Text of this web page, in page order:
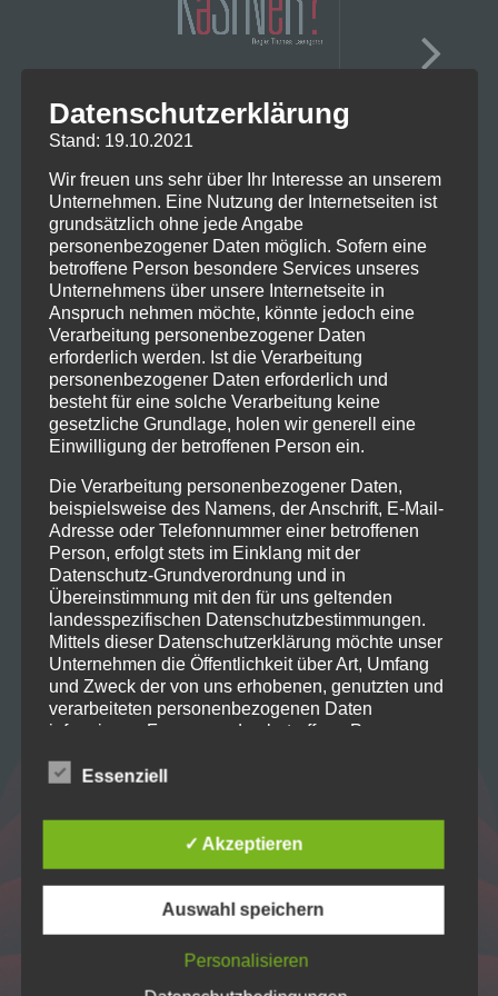
Home
Projekte
Verein
Dramatischer Verein Biberach
Datenschutzerklärung
Stand: 19.10.2021
Wir freuen uns sehr über Ihr Interesse an unserem
Unternehmen. Eine Nutzung der Internetseiten ist
grundsätzlich ohne jede Angabe
personenbezogener Daten möglich. Sofern eine
betroffene Person besondere Services unseres
Unternehmens über unsere Internetseite in
Anspruch nehmen möchte, könnte jedoch eine
Verarbeitung personenbezogener Daten
erforderlich werden. Ist die Verarbeitung
personenbezogener Daten erforderlich und
besteht für eine solche Verarbeitung keine
gesetzliche Grundlage, holen wir generell eine
Einwilligung der betroffenen Person ein.
Die Verarbeitung personenbezogener Daten,
beispielsweise des Namens, der Anschrift, E-Mail-
Adresse oder Telefonnummer einer betroffenen
Person, erfolgt stets im Einklang mit der
Datenschutz-Grundverordnung und in
Übereinstimmung mit den für uns geltenden
landesspezifischen Datenschutzbestimmungen.
Mittels dieser Datenschutzerklärung möchte unser
Unternehmen die Öffentlichkeit über Art, Umfang
und Zweck der von uns erhobenen, genutzten und
verarbeiteten personenbezogenen Daten
informieren. Ferner werden betroffene Personen
zustehenden Rechte aufgeklärt.
zahlreiche technische und organisatorische
Maßnahmen umgesetzt, um einen möglichst
lückenlosen Schutz der über diese Internetseite
verarbeiteten personenbezogenen Daten
sicherzustellen. Dennoch können Internetbasierte
Sicherheitslücken aufweisen, sodass ein absoluter
Essenziell
✓ Akzeptieren
Auswahl speichern
Personalisieren